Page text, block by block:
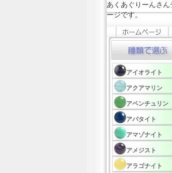
あくあぐりーんさ
ージです。
アイオライト
アクアマリン
アベンチュリン
アパタイト
アマゾナイト
アメジスト
アラゴナイト